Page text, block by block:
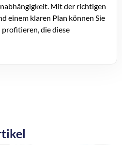
Mit der richtigen
einem klaren Plan können Sie
die diese